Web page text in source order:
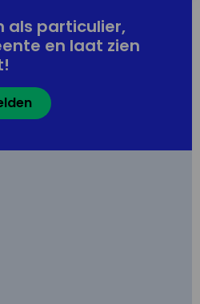
als particulier,
en laat zien